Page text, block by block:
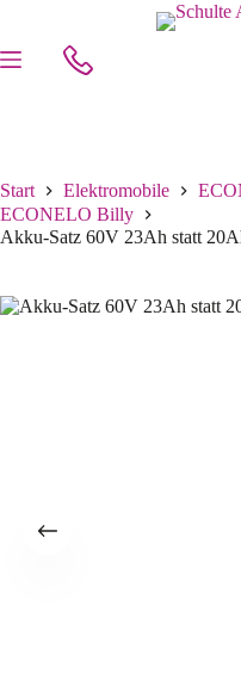
Start Elektromobile
ECONELO Billy
Akku-Satz 60V 23Ah statt